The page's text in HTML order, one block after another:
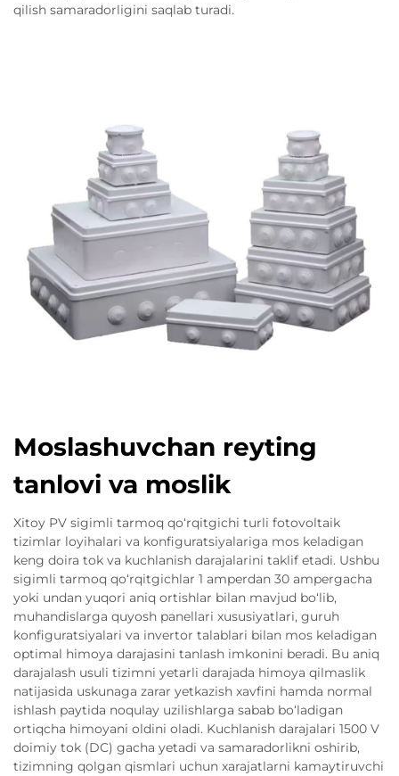
qilish samaradorligini saqlab turadi.
Moslashuvchan reyting
tanlovi va moslik
Xitoy PV sigimli tarmoq qo‘rqitgichi turli fotovoltaik
tizimlar loyihalari va konfiguratsiyalariga mos keladigan
keng doira tok va kuchlanish darajalarini taklif etadi. Ushbu
sigimli tarmoq qo‘rqitgichlar 1 amperdan 30 ampergacha
yoki undan yuqori aniq ortishlar bilan mavjud bo‘lib,
muhandislarga quyosh panellari xususiyatlari, guruh
konfiguratsiyalari va invertor talablari bilan mos keladigan
optimal himoya darajasini tanlash imkonini beradi. Bu aniq
darajalash usuli tizimni yetarli darajada himoya qilmaslik
natijasida uskunaga zarar yetkazish xavfini hamda normal
ishlash paytida noqulay uzilishlarga sabab bo‘ladigan
ortiqcha himoyani oldini oladi. Kuchlanish darajalari 1500 V
doimiy tok (DC) gacha yetadi va samaradorlikni oshirib,
tizimning qolgan qismlari uchun xarajatlarni kamaytiruvchi